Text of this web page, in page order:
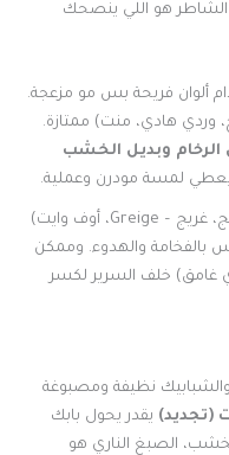
الشاطر هو اللي ينصحك
ألوان فريحة بس مو مزعجة.
وردي هادي، منت) ممتازة.
الرخام وبديل الخشب
يعطي لمسة مودرن وعملية.
الألوان الترابية (بيج، غريج – Greige، أوف وايت)
بالفخامة والهدوء. وممكن
غامق) خلف السرير لكسر
والشبابيك نظيفة ومصبوغة
(تجديد) يقدر يحول بابك
الصبغ الناري هو